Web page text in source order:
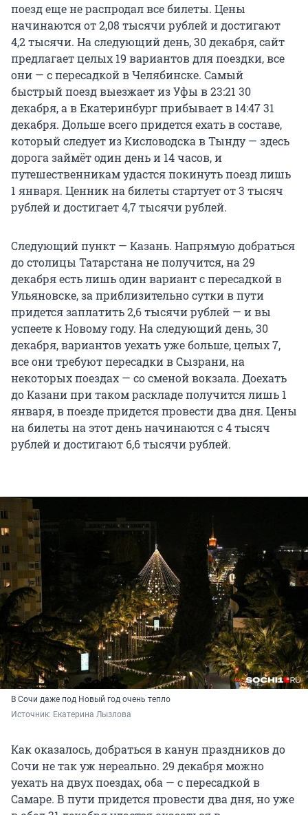
поезд еще не распродал все билеты. Цены
начинаются от 2,08 тысячи рублей и достигают
4,2 тысячи. На следующий день, 30 декабря, сайт
предлагает целых 19 вариантов для поездки, все
они — с пересадкой в Челябинске. Самый
быстрый поезд выезжает из Уфы в 23:21 30
декабря, а в Екатеринбург прибывает в 14:47 31
декабря. Дольше всего придется ехать в составе,
который следует из Кисловодска в Тынду — здесь
дорога займёт один день и 14 часов, и
путешественникам удастся покинуть поезд лишь
1 января. Ценник на билеты стартует от 3 тысяч
рублей и достигает 4,7 тысячи рублей.
Следующий пункт — Казань. Напрямую добраться
до столицы Татарстана не получится, на 29
декабря есть лишь один вариант с пересадкой в
Ульяновске, за приблизительно сутки в пути
придется заплатить 2,6 тысячи рублей — и вы
успеете к Новому году. На следующий день, 30
декабря, вариантов уехать уже больше, целых 7,
все они требуют пересадки в Сызрани, на
некоторых поездах — со сменой вокзала. Доехать
до Казани при таком раскладе получится лишь 1
января, в поезде придется провести два дня. Цены
на билеты на этот день начинаются с 4 тысяч
рублей и достигают 6,6 тысячи рублей.
В Сочи даже под Новый год очень тепло
Источник: Екатерина Лызлова
Как оказалось, добраться в канун праздников до
Сочи не так уж нереально. 29 декабря можно
уехать на двух поездах, оба — с пересадкой в
Самаре. В пути придется провести два дня, но уже